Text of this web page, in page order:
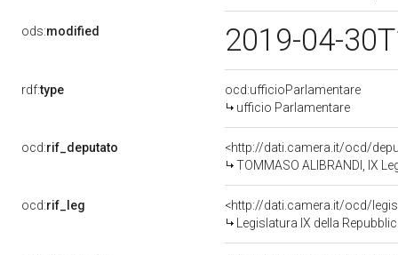
ods:modified 2019-04-
rdf:type
ocd:ufficioParlamentare
ufficio Parlamentare
ocd:rif_deputato
<http://dati.camera.it/ocd/
TOMMASO ALIBRANDI, IX
ocd:rif_leg
<http://dati.camera.it/ocd/
Legislatura IX della